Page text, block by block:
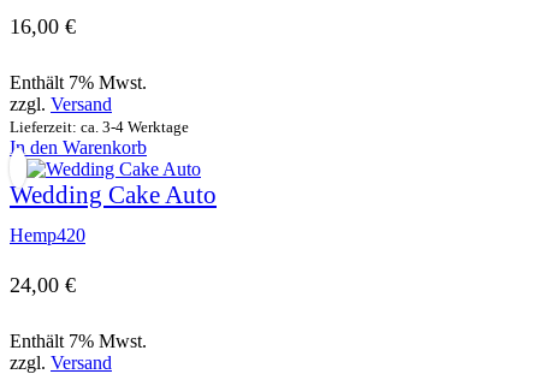
16,00 €
Enthält 7% Mwst.
zzgl. Versand
Lieferzeit: ca. 3-4 Werktage
In den Warenkorb
Wedding Cake Auto
Hemp420
24,00 €
Enthält 7% Mwst.
zzgl. Versand